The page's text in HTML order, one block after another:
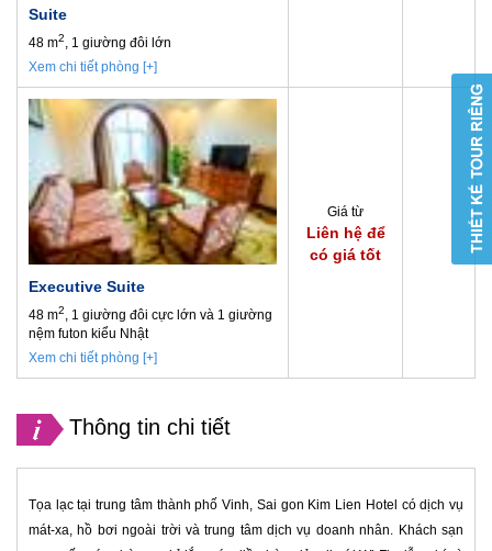
Suite
48 m2
, 1 giường đôi lớn
Xem chi tiết phòng [+]
Executive Suite
48 m2
, 1 giường đôi cực lớn và 1 giường
nệm futon kiểu Nhật
Xem chi tiết phòng [+]
Giá từ
Liên hệ để
có giá tốt
Thông tin chi tiết
Tọa lạc tại trung tâm thành phố Vinh, Sai gon Kim Lien Hotel có dịch vụ
mát-xa, hồ bơi ngoài trời và trung tâm dịch vụ doanh nhân. Khách sạn